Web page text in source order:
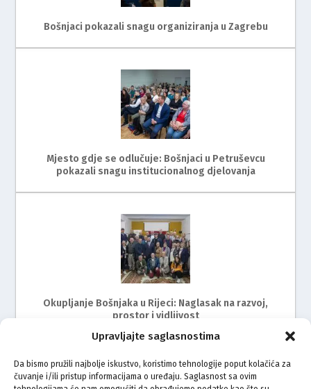
Upravljajte saglasnostima
Da bismo pružili najbolje iskustvo, koristimo tehnologije poput kolačića za
čuvanje i/ili pristup informacijama o uređaju. Saglasnost sa ovim
Bošnjaci pokazali snagu organiziranja u Zagrebu
Mjesto gdje se odlučuje: Bošnjaci u Petruševcu
pokazali snagu institucionalnog djelovanja
Okupljanje Bošnjaka u Rijeci: Naglasak na razvoj,
prostor i vidljivost